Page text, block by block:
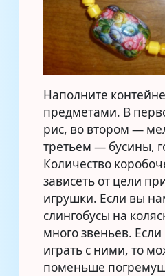
Наполните
предметами. В
рис, во втором —
третьем — бусины,
Количество
зависеть от цели
игрушки. Если вы
слингобусы на
много звеньев.
играть с ними, то
поменьше